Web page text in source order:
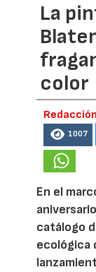
La
color
1007
En el
catálogo
ecológica